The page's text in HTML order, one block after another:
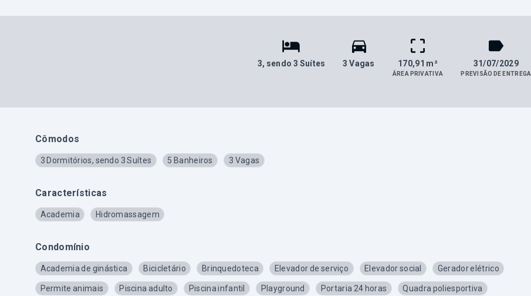
3, sendo 3 Suítes 3 Vagas 170,91 m²
ÁREA PRIVATIVA
31/07/2029
PREVISÃO DE ENTREGA
Cômodos
3 Dormitórios, sendo 3 Suítes 5 Banheiros 3 Vagas
Características
Academia Hidromassagem
Condomínio
Academia de ginástica Bicicletário Brinquedoteca Elevador de serviço Elevador social Gerador elétrico
Permite animais Piscina adulto Piscina infantil Playground Portaria 24 horas Quadra poliesportiva